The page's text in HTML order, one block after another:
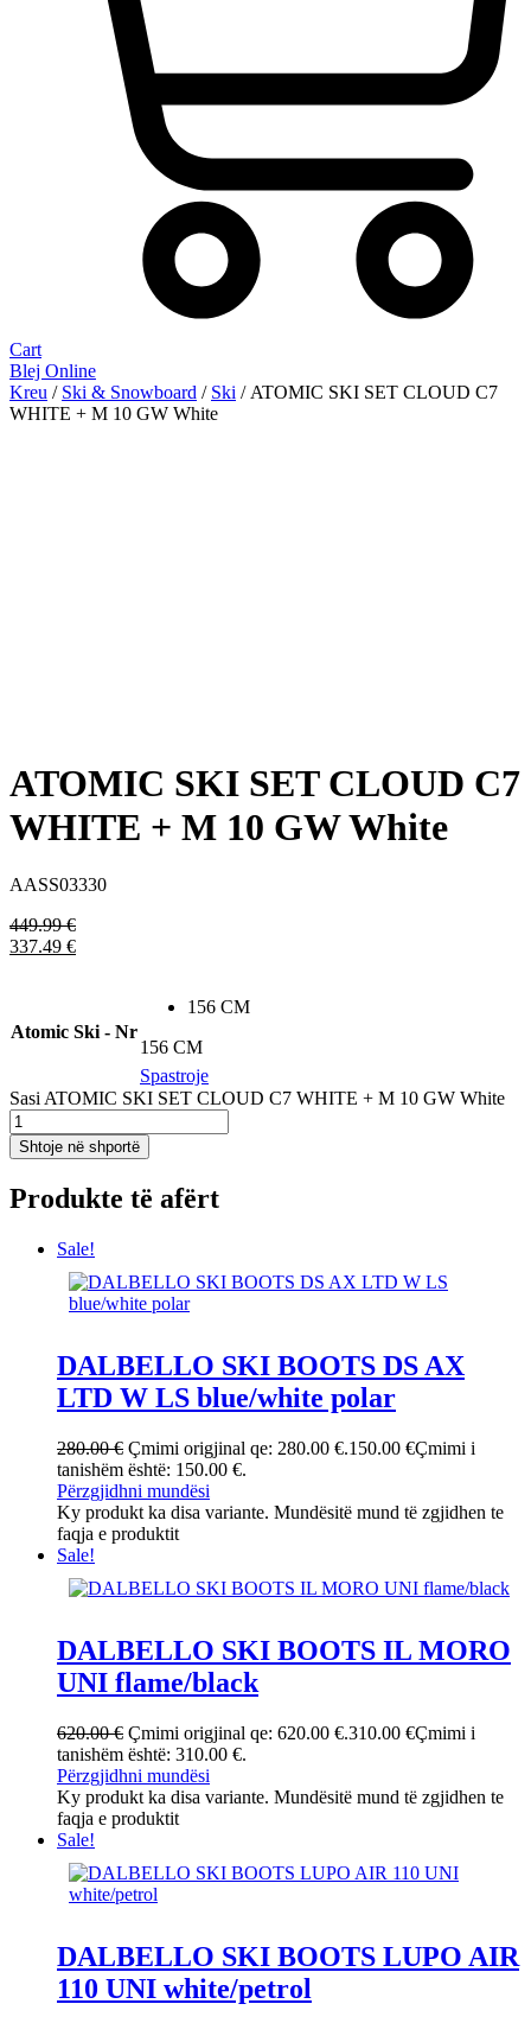
Cart
Blej Online
Kreu / Ski & Snowboard / Ski / ATOMIC SKI SET CLOUD C7
WHITE + M 10 GW White
ATOMIC SKI SET CLOUD C7
WHITE + M 10 GW White
AASS03330
449.99€
337.49 €
Atomic Ski - Nr
156 CM
156 CM
Spastroje
Sasi ATOMIC SKI SET CLOUD C7 WHITE + M 10 GW White
Shtoje në shportë
Produkte të afërt
Sale!
DALBELLO SKI BOOTS DS AX
LTD W LS blue/white polar
280.00€ Çmimi origjinal qe: 280.00 €.150.00 €Çmimi i
tanishëm është: 150.00 €.
Përzgjidhni mundësi
Ky produkt ka disa variante. Mundësitë mund të zgjidhen te
faqja e produktit
Sale!
DALBELLO SKI BOOTS IL MORO
UNI flame/black
620.00€ Çmimi origjinal qe: 620.00 €.310.00 €Çmimi i
tanishëm është: 310.00 €.
Përzgjidhni mundësi
Ky produkt ka disa variante. Mundësitë mund të zgjidhen te
faqja e produktit
Sale!
DALBELLO SKI BOOTS LUPO AIR
110 UNI white/petrol